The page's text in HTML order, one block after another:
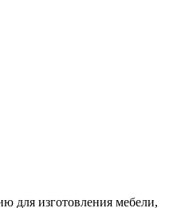
для изготовления мебели,